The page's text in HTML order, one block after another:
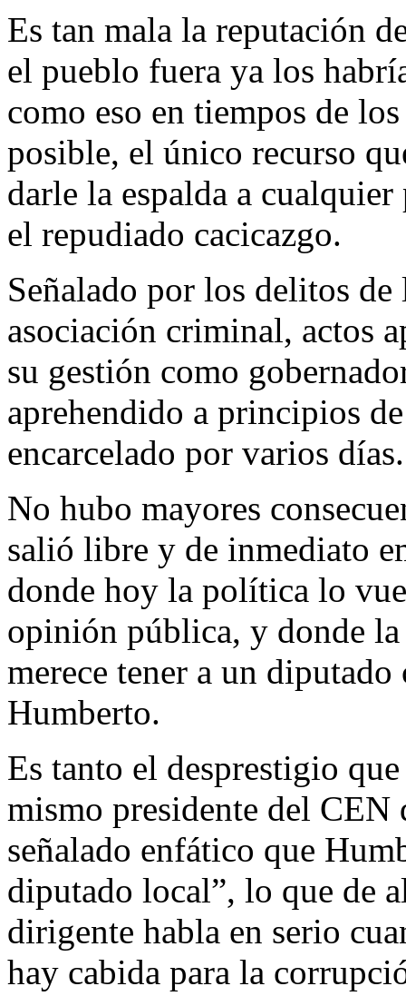
Es tan mala la reputación
el pueblo fuera ya los
como eso en tiempos de
posible, el único recurso
darle la espalda a
el repudiado cacicazgo.
Señalado por los delitos
asociación criminal, actos
su gestión como
aprehendido a principios
encarcelado por varios días.
No hubo mayores
salió libre y de inmediato
donde hoy la política lo
opinión pública, y donde
merece tener a un
Humberto.
Es tanto el desprestigio
mismo presidente del CEN
señalado enfático que
diputado local”, lo que de
dirigente habla en serio
hay cabida para la